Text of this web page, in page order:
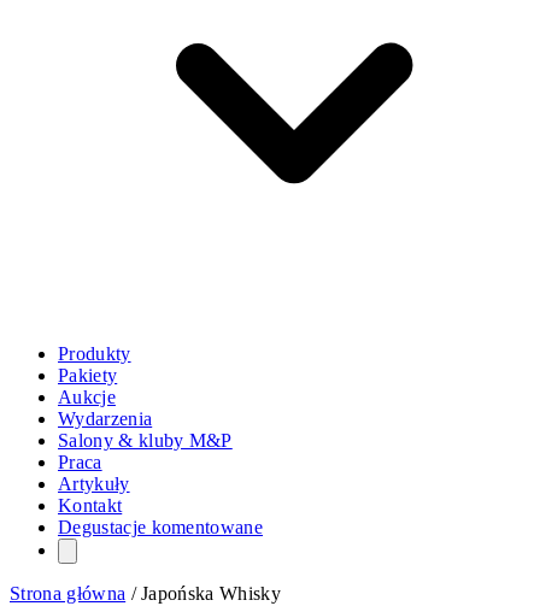
Produkty
Pakiety
Aukcje
Wydarzenia
Salony & kluby M&P
Praca
Artykuły
Kontakt
Degustacje komentowane
Strona główna /Japońska Whisky